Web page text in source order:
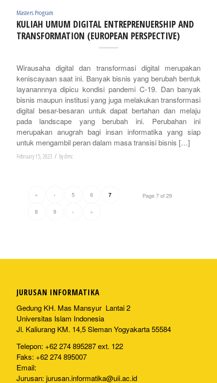
Masters Program
KULIAH UMUM DIGITAL ENTREPRENUERSHIP AND
TRANSFORMATION (EUROPEAN PERSPECTIVE)
Wirausaha digital dan transformasi digital merupakan
keniscayaan saat ini. Banyak bisnis yang berubah bentuk
layanannnya dipicu kondisi pandemi C-19. Dan banyak
bisnis maupun institusi yang juga melakukan transformasi
digital besar-besaran untuk dapat bertahan dan melaju
pada landscape yang berubah ini. Perubahan ini
merupakan anugrah bagi insan informatika yang siap
untuk mengambil peran dalam masa transisi bisnis […]
February 15, 2023 / bydmc
Page 7 of 29
« ‹ 5 6 7
8 9 › »
JURUSAN INFORMATIKA
Gedung KH. Mas Mansyur Lantai 2
Universitas Islam Indonesia
Jl. Kaliurang KM. 14,5 Sleman Yogyakarta 55584
Telepon: +62 274 895287 ext. 122
Faks: +62 274 895007
Email:
Jurusan: jurusan.informatika@uii.ac.id